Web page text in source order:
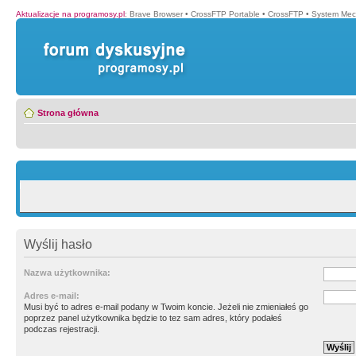
Aktualizacje na programosy.pl: Brave Browser • CrossFTP Portable • CrossFTP • System
Strona główna
Wyślij hasło
Nazwa użytkownika:
Adres e-mail:
Musi być to adres e-mail podany w Twoim koncie. Jeżeli nie zmieniałeś go
poprzez panel użytkownika będzie to tez sam adres, który podałeś
podczas rejestracji.